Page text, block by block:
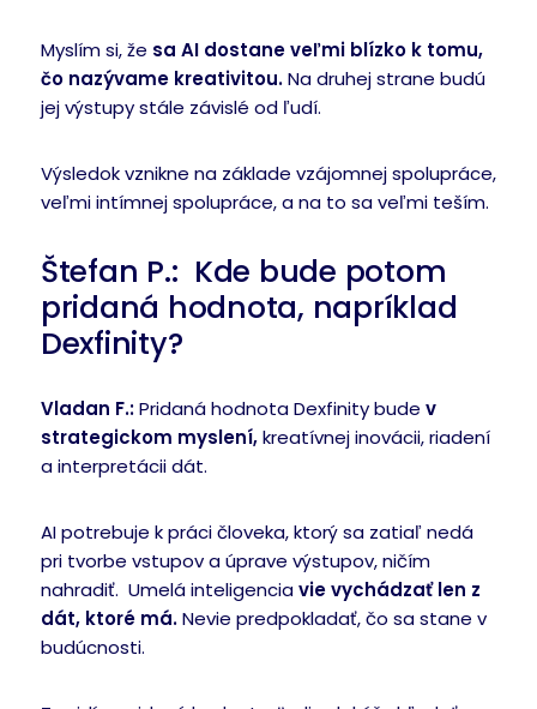
Myslím si, že sa AI dostane veľmi blízko k tomu,
čo nazývame kreativitou.Na druhej strane budú
jej výstupy stále závislé od ľudí.
Výsledok vznikne na základe vzájomnej spolupráce,
veľmi intímnej spolupráce, a na to sa veľmi teším.
Štefan P.: Kde bude potom
pridaná hodnota, napríklad
Dexfinity?
Vladan F.:Pridaná hodnota Dexfinity bude v
strategickom myslení,kreatívnej inovácii, riadení
a interpretácii dát.
AI potrebuje k práci človeka, ktorý sa zatiaľ nedá
pri tvorbe vstupov a úprave výstupov, ničím
nahradiť. Umelá inteligenciavie vychádzať len z
dát, ktoré má.Nevie predpokladať, čo sa stane v
budúcnosti.